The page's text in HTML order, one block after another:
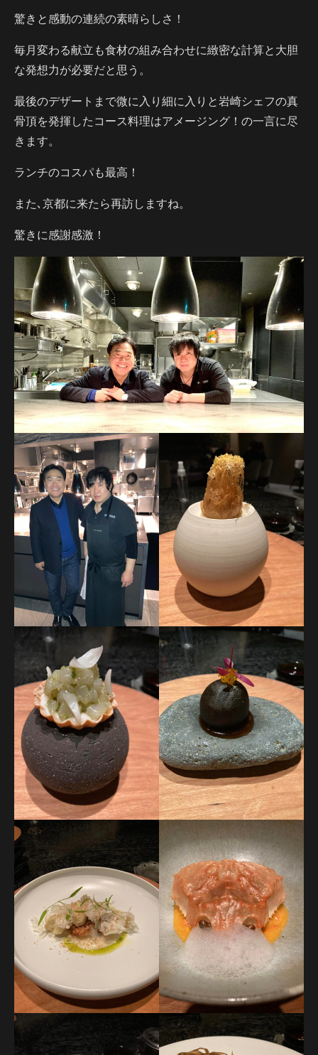
驚きと感動の連続の素晴らしさ！
毎月変わる献立も食材の組み合わせに緻密な計算と大胆
な発想力が必要だと思う。
最後のデザートまで微に入り細に入りと岩崎シェフの真
骨頂を発揮したコース料理はアメージング！の一言に尽
きます。
ランチのコスパも最高！
また､京都に来たら再訪しますね。
驚きに感謝感激！